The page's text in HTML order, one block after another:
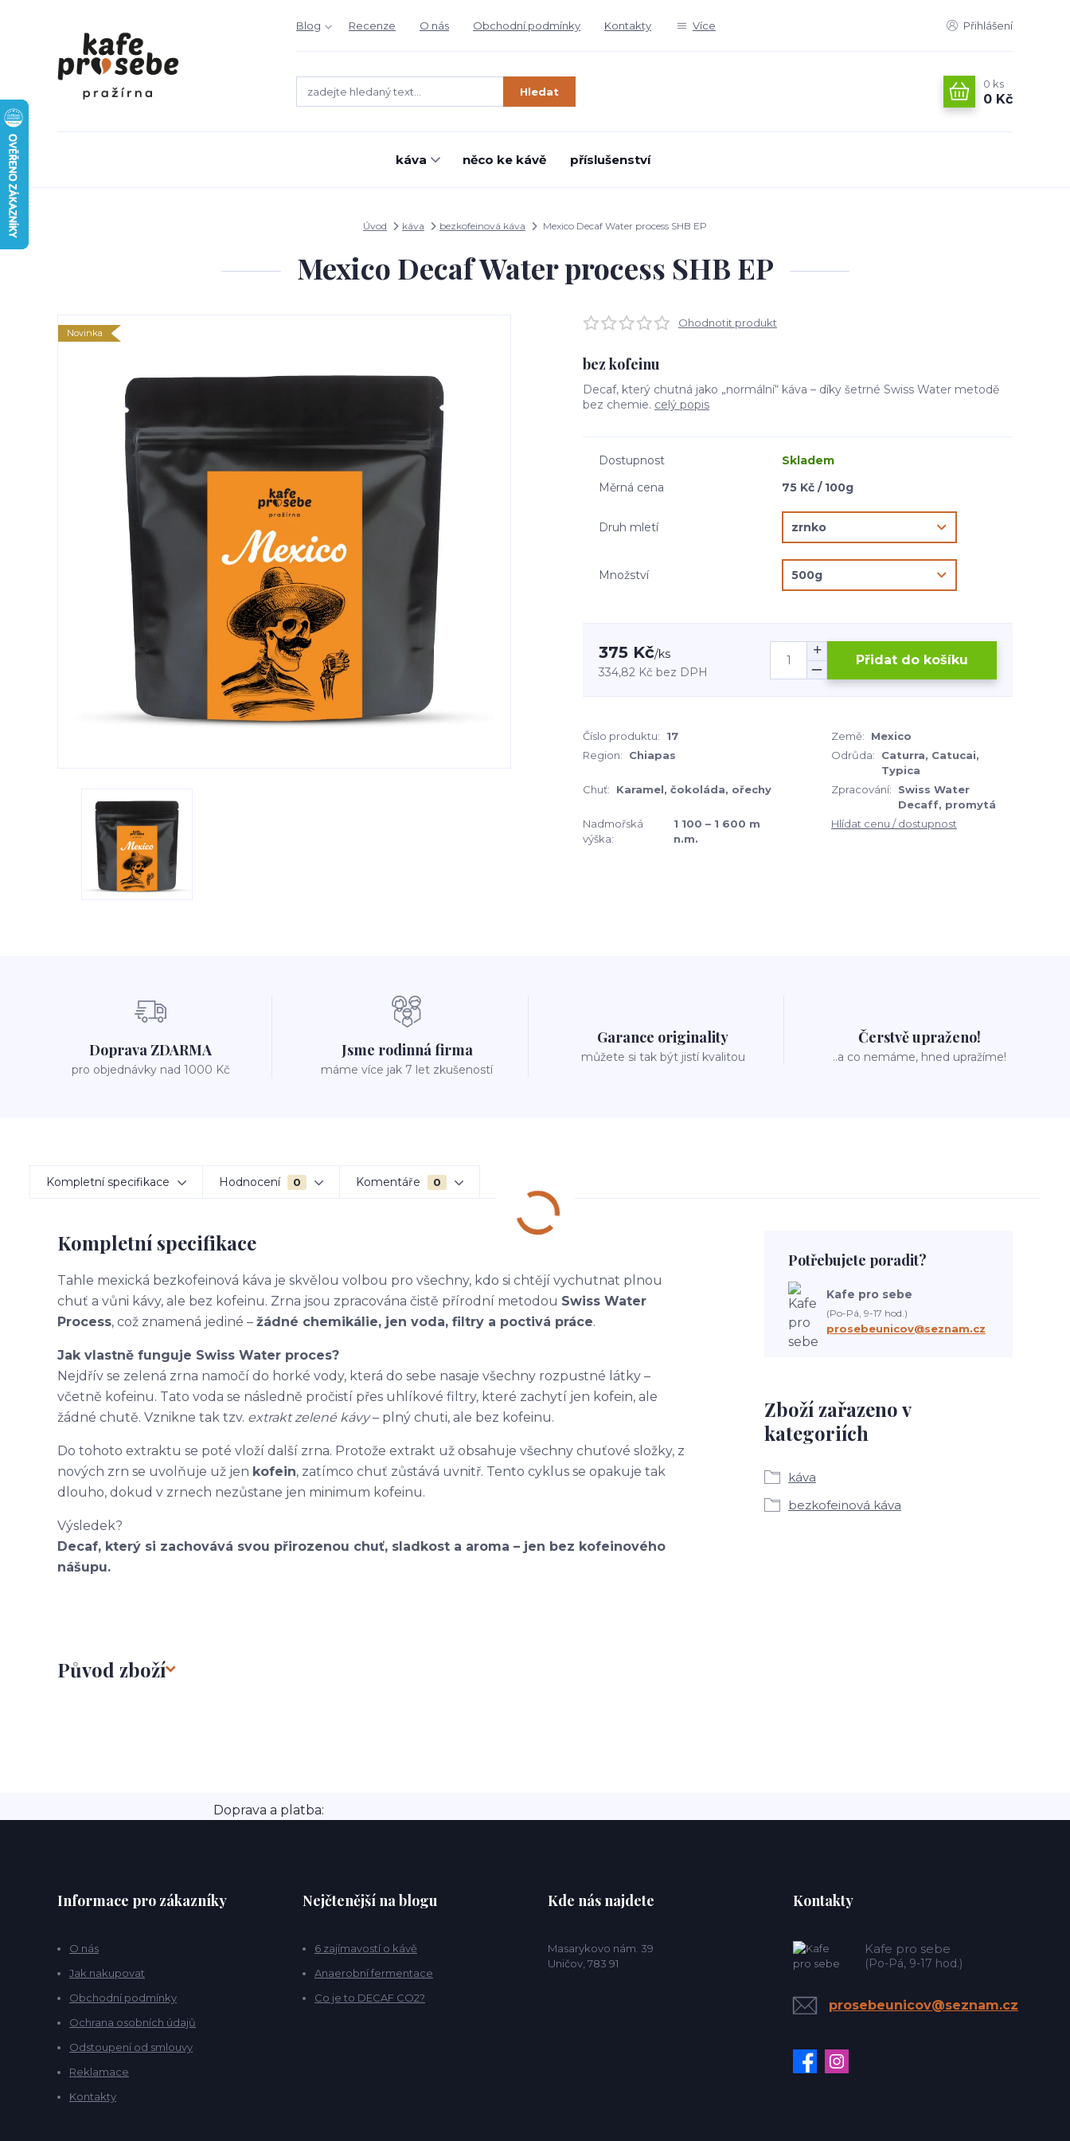
Blog Recenze O nás Obchodní podmínky Kontakty Více Přihlášení
Hledat
0 ks
0 Kč
káva něco ke kávě příslušenství
Úvod káva bezkofeinová káva Mexico Decaf Water process SHB EP
Mexico Decaf Water process SHB EP
Novinka
Ohodnotit produkt
bez kofeinu
Decaf, který chutná jako „normální“ káva – díky šetrné Swiss Water metodě
bez chemie. celý popis
Dostupnost
Skladem
Měrná cena
75 Kč / 100g
Druh mletí
Množství
375 Kč/ks
334,82 Kč bez DPH
Přidat do košíku
Číslo produktu: 17 Země:
Mexico
Region:
Chiapas Odrůda:
Caturra, Catucai,
Typica
Chuť:
Karamel, čokoláda, ořechy Zpracování:
Swiss Water
Decaff, promytá
Nadmořská
výška:
1 100 – 1 600 m
n.m.
Hlídat cenu / dostupnost
Doprava ZDARMA
pro objednávky nad 1000 Kč
Jsme rodinná firma
máme více jak 7 let zkušeností
Garance originality
můžete si tak být jistí kvalitou
Čerstvě upraženo!
..a co nemáme, hned upražíme!
Kompletní specifikace Hodnocení 0 Komentáře 0
Kompletní specifikace
Tahle mexická bezkofeinová káva je skvělou volbou pro všechny, kdo si chtějí vychutnat plnou
chuť a vůni kávy, ale bez kofeinu. Zrna jsou zpracována čistě přírodní metodou Swiss Water
Process, což znamená jediné – žádné chemikálie, jen voda, filtry a poctivá práce.
Jak vlastně funguje Swiss Water proces?
Nejdřív se zelená zrna namočí do horké vody, která do sebe nasaje všechny rozpustné látky –
včetně kofeinu. Tato voda se následně pročistí přes uhlíkové filtry, které zachytí jen kofein, ale
žádné chutě. Vznikne tak tzv. extrakt zelené kávy– plný chuti, ale bez kofeinu.
Do tohoto extraktu se poté vloží další zrna. Protože extrakt už obsahuje všechny chuťové složky, z
nových zrn se uvolňuje už jen kofein, zatímco chuť zůstává uvnitř. Tento cyklus se opakuje tak
dlouho, dokud v zrnech nezůstane jen minimum kofeinu.
Výsledek?
Decaf, který si zachovává svou přirozenou chuť, sladkost a aroma – jen bez kofeinového
nášupu.
Původ zboží
Zboží zařazeno v
kategoriích
káva
bezkofeinová káva
Potřebujete poradit?
Kafe pro sebe
(Po-Pá, 9-17 hod.)
prosebeunicov@seznam.cz
Doprava a platba:
Informace pro zákazníky
O nás
Jak nakupovat
Obchodní podmínky
Ochrana osobních údajů
Odstoupení od smlouvy
Reklamace
Kontakty
Nejčtenější na blogu
6 zajímavostí o kávě
Anaerobní fermentace
Co je to DECAF CO2?
Kde nás najdete
Masarykovo nám. 39
Uničov, 783 91
Kontakty
Kafe pro sebe
(Po-Pá, 9-17 hod.)
prosebeunicov@seznam.cz